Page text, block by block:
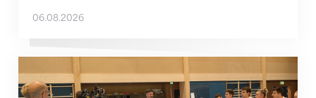
06.08.2026
Mit klaren Zielen nach Zagreb